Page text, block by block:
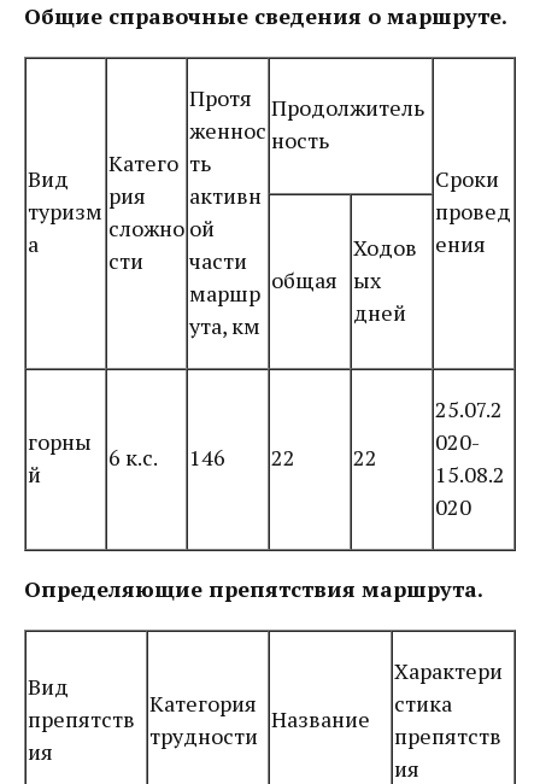
Общие справочные сведения о маршруте.
Вид
туризм
а
Катего
рия
сложно
сти
Протя
женнос
ть
активн
ой
части
маршр
ута, км
Продолжитель
ность
Сроки
провед
ения
общая
Ходов
ых
дней
горны
й
6 к.с. 146 22 22
25.07.2
020-
15.08.2
020
Определяющие препятствия маршрута.
Вид
препятств
ия
Категория
трудности
Название
Характери
стика
препятств
ия